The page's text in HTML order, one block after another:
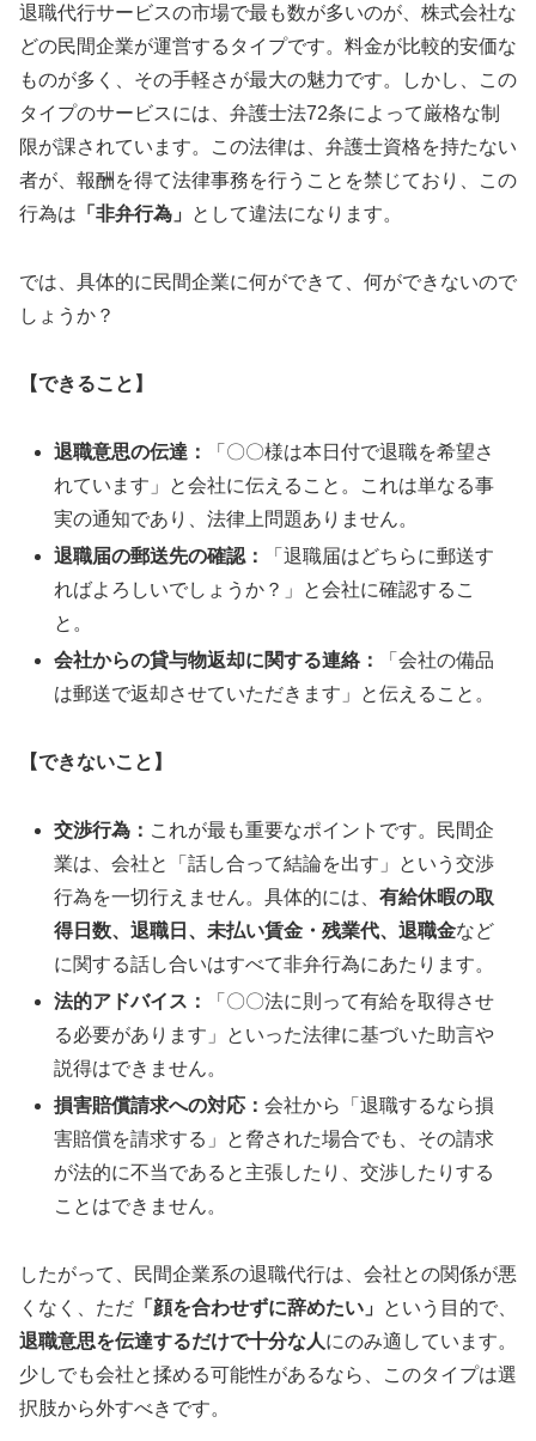
退職代行サービスの市場で最も数が多いのが、株式会社な
どの民間企業が運営するタイプです。料金が比較的安価な
ものが多く、その手軽さが最大の魅力です。しかし、この
タイプのサービスには、弁護士法72条によって厳格な制
限が課されています。この法律は、弁護士資格を持たない
者が、報酬を得て法律事務を行うことを禁じており、この
行為は 「非弁行為」 として違法になります。
では、具体的に民間企業に何ができて、何ができないので
しょうか？
【できること】
退職意思の伝達：
「〇〇様は本日付で退職を希望さ
れています」と会社に伝えること。これは単なる事
実の通知であり、法律上問題ありません。
退職届の郵送先の確認：
「退職届はどちらに郵送す
ればよろしいでしょうか？」と会社に確認するこ
と。
会社からの貸与物返却に関する連絡：
「会社の備品
は郵送で返却させていただきます」と伝えること。
【できないこと】
交渉行為： これが最も重要なポイントです。民間企
業は、会社と「話し合って結論を出す」という交渉
行為を一切行えません。具体的には、有給休暇の取
得日数、退職日、未払い賃金・残業代、退職金など
に関する話し合いはすべて非弁行為にあたります。
法的アドバイス：
「〇〇法に則って有給を取得させ
る必要があります」といった法律に基づいた助言や
説得はできません。
損害賠償請求への対応：会社から「退職するなら損
害賠償を請求する」と脅された場合でも、その請求
が法的に不当であると主張したり、交渉したりする
ことはできません。
したがって、民間企業系の退職代行は、会社との関係が悪
くなく、ただ 「顔を合わせずに辞めたい」
という目的で、
退職意思を伝達するだけで十分な人にのみ適しています。
少しでも会社と揉める可能性があるなら、このタイプは選
択肢から外すべきです。